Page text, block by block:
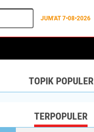
JUM'AT7•08•2026
TOPIK POPULER
TERPOPULER